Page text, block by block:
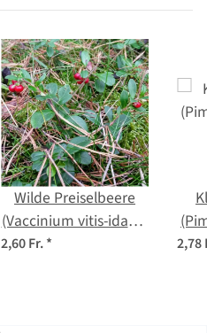
Wilde Preiselbeere
(Vaccinium vitis-idaea)
Bio Saatgut
2,60 Fr.* 2,78